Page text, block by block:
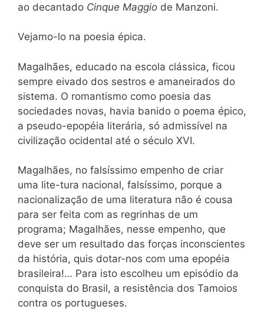
ao decantado Cinque Maggio de Manzoni.
Vejamo-lo na poesia épica.
Magalhães, educado na escola clássica, ficou
sempre eivado dos sestros e amaneirados do
sistema. O romantismo como poesia das
sociedades novas, havia banido o poema épico,
a pseudo-epopéia literária, só admissível na
civilização ocidental até o século XVI.
Magalhães, no falsíssimo empenho de criar
uma lite-tura nacional, falsíssimo, porque a
nacionalização de uma literatura não é cousa
para ser feita com as regrinhas de um
programa; Magalhães, nesse empenho, que
deve ser um resultado das forças inconscientes
da história, quis dotar-nos com uma epopéia
brasileira!… Para isto escolheu um episódio da
conquista do Brasil, a resistência dos Tamoios
contra os portugueses.